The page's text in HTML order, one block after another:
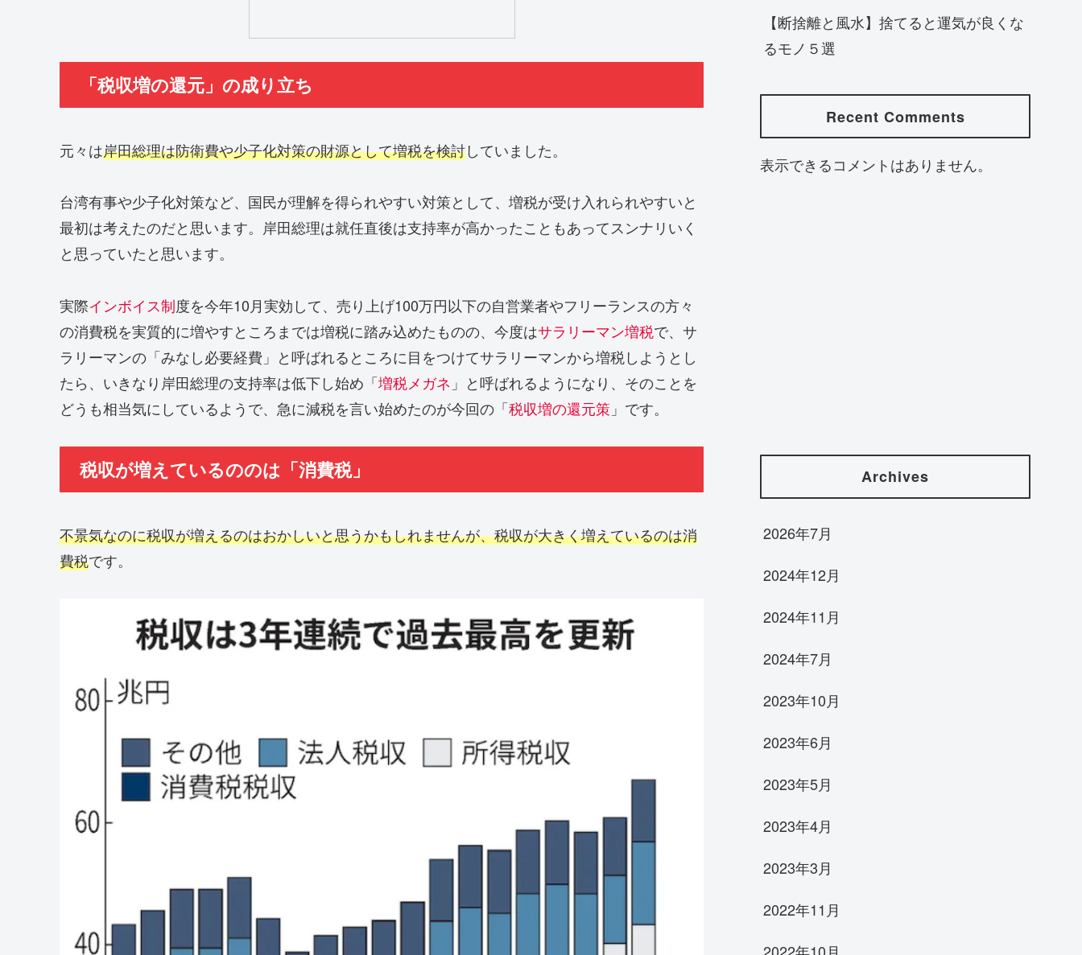
「税収増の還元」の成り立ち
元々は岸田総理は防衛費や少子化対策の財源として増税を検討していました。
台湾有事や少子化対策など、国民が理解を得られやすい対策として、増税が受け入れられやすいと
最初は考えたのだと思います。岸田総理は就任直後は支持率が高かったこともあってスンナリいく
と思っていたと思います。
実際インボイス制度を今年10月実効して、売り上げ100万円以下の自営業者やフリーランスの方々
の消費税を実質的に増やすところまでは増税に踏み込めたものの、今度はサラリーマン増税で、サ
ラリーマンの「みなし必要経費」と呼ばれるところに目をつけてサラリーマンから増税しようとし
たら、いきなり岸田総理の支持率は低下し始め「増税メガネ 」と呼ばれるようになり、そのことを
どうも相当気にしているようで、急に減税を言い始めたのが今回の「税収増の還元策 」です。
税収が増えているののは「消費税」
不景気なのに税収が増えるのはおかしいと思うかもしれませんが、税収が大きく増えているのは消
費税です。
【断捨離と風水】捨てると運気が良くな
るモノ５選
Recent Comments
表示できるコメントはありません。
Archives
2026年7月
2024年12月
2024年11月
2024年7月
2023年10月
2023年6月
2023年5月
2023年4月
2023年3月
2022年11月